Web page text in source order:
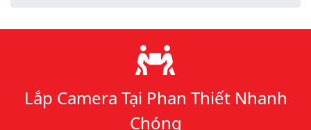
Lý do chọn chúng tôi
Lắp Camera Tại Phan Thiết Nhanh
Chóng